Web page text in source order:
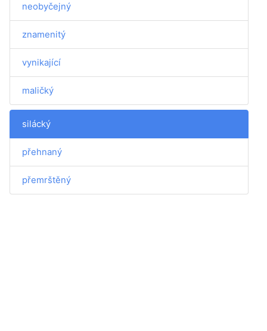
neobyčejný
znamenitý
vynikající
maličký
silácký
přehnaný
přemrštěný